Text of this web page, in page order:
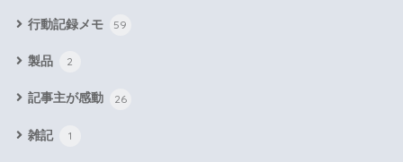
行動記録メモ 59
製品 2
記事主が感動 26
雑記 1